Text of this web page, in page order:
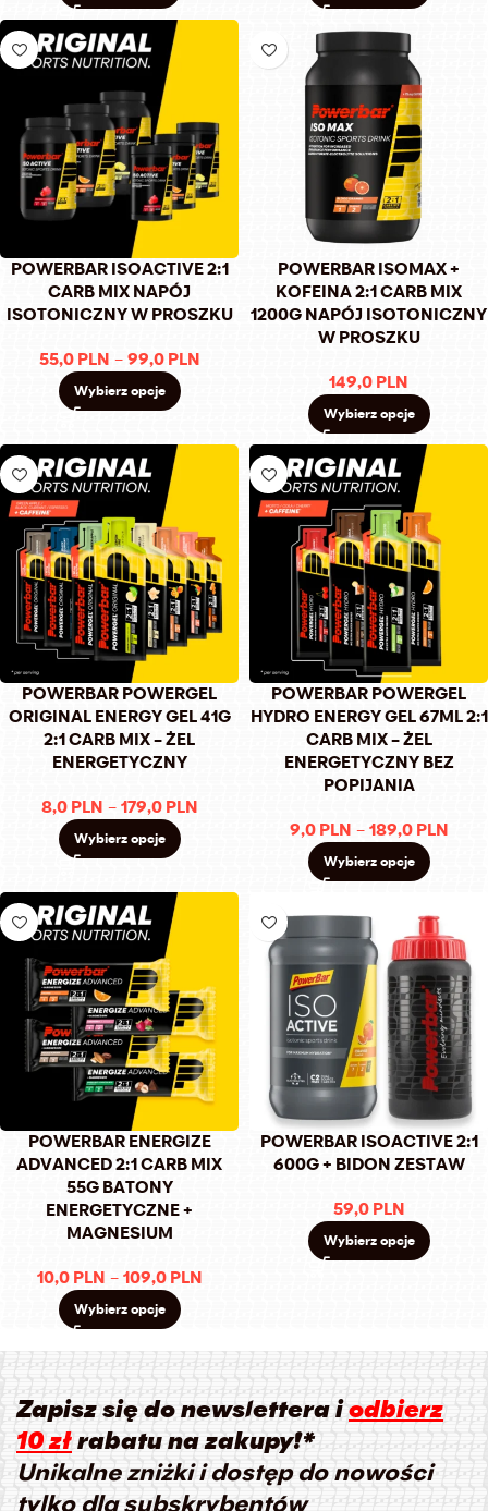
POWERBAR ISOACTIVE 2:1
CARB MIX NAPÓJ
ISOTONICZNY W PROSZKU
55,0 PLN – 99,0 PLN
Wybierz opcje
POWERBAR ISOMAX +
KOFEINA 2:1 CARB MIX
1200G NAPÓJ ISOTONICZNY
W PROSZKU
149,0 PLN
Wybierz opcje
POWERBAR POWERGEL
ORIGINAL ENERGY GEL 41G
2:1 CARB MIX – ŻEL
ENERGETYCZNY
8,0 PLN – 179,0 PLN
Wybierz opcje
POWERBAR POWERGEL
HYDRO ENERGY GEL 67ML 2:1
CARB MIX – ŻEL
ENERGETYCZNY BEZ
POPIJANIA
9,0 PLN – 189,0 PLN
Wybierz opcje
POWERBAR ENERGIZE
ADVANCED 2:1 CARB MIX
55G BATONY
ENERGETYCZNE +
MAGNESIUM
10,0 PLN – 109,0 PLN
Wybierz opcje
POWERBAR ISOACTIVE 2:1
600G + BIDON ZESTAW
59,0 PLN
Wybierz opcje
Zapisz się do newslettera iodbierz
10 zł rabatu na zakupy!*
Unikalne zniżki i dostęp do nowości
tylko dla subskrybentów